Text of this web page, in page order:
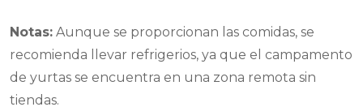
Notas: Aunque se proporcionan las comidas, se
recomienda llevar refrigerios, ya que el campamento
de yurtas se encuentra en una zona remota sin
tiendas.